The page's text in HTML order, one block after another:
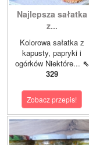
Najlepsza sałatka
z...
Kolorowa sałatka z
kapusty, papryki i
ogórków Niektóre... ⇖
329
Zobacz przepis!